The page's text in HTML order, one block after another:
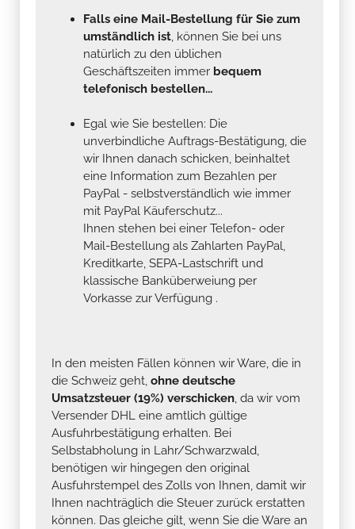
Falls eine Mail-Bestellung für Sie zum
umständlich ist, können Sie bei uns
natürlich zu den üblichen
Geschäftszeiten immer bequem
telefonisch bestellen...
Egal wie Sie bestellen: Die
unverbindliche Auftrags-Bestätigung, die
wir Ihnen danach schicken, beinhaltet
eine Information zum Bezahlen per
PayPal - selbstverständlich wie immer
mit PayPal Käuferschutz...
Ihnen stehen bei einer Telefon- oder
Mail-Bestellung als Zahlarten PayPal,
Kreditkarte, SEPA-Lastschrift und
klassische Banküberweiung per
Vorkasse zur Verfügung .
In den meisten Fällen können wir Ware, die in
die Schweiz geht, ohne deutsche
Umsatzsteuer (19%) verschicken, da wir vom
Versender DHL eine amtlich gültige
Ausfuhrbestätigung erhalten. Bei
Selbstabholung in Lahr/Schwarzwald,
benötigen wir hingegen den original
Ausfuhrstempel des Zolls von Ihnen, damit wir
Ihnen nachträglich die Steuer zurück erstatten
können. Das gleiche gilt, wenn Sie die Ware an